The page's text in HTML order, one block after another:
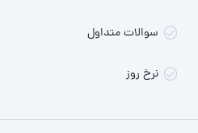
سوالات متداول
نرخ روز